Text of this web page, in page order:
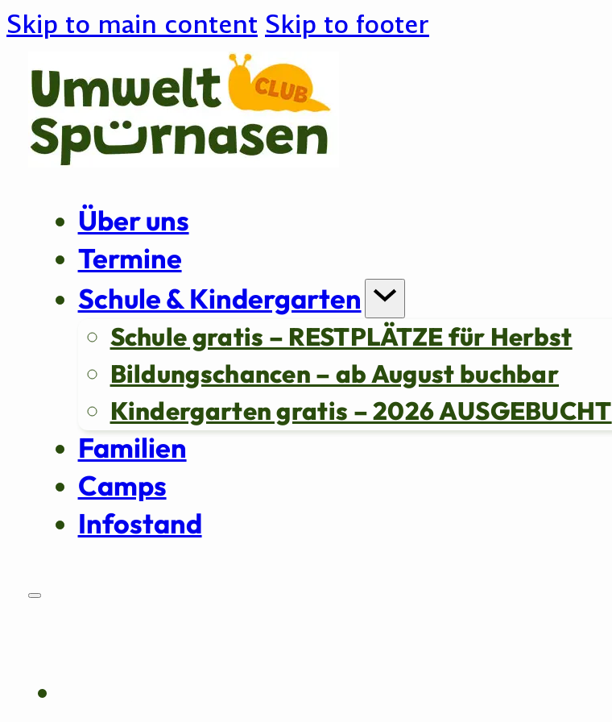
Skip to main content Skip to footer
Über uns
Termine
Schule & Kindergarten
Schule gratis – RESTPLÄTZE für Herbst
Bildungschancen – ab August buchbar
Kindergarten gratis – 2026 AUSGEBUCHT
Familien
Camps
Infostand